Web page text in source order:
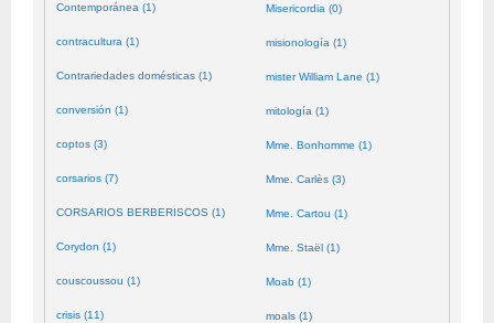
Contemporánea (1)
contracultura (1)
Contrariedades domésticas (1)
conversión (1)
coptos (3)
corsarios (7)
CORSARIOS BERBERISCOS (1)
Corydon (1)
couscoussou (1)
crisis (11)
Misericordia (0)
misionología (1)
mister William Lane (1)
mitología (1)
Mme. Bonhomme (1)
Mme. Carlès (3)
Mme. Cartou (1)
Mme. Staël (1)
Moab (1)
moals (1)